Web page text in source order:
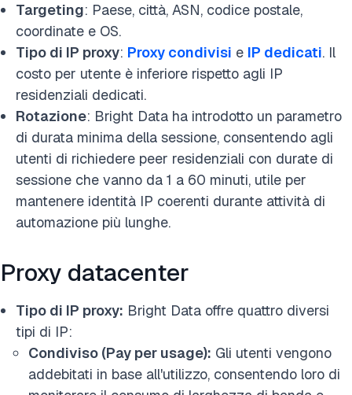
Targeting: Paese, città, ASN, codice postale,
coordinate e OS.
Tipo di IP proxy: Proxy condivisi e IP dedicati. Il
costo per utente è inferiore rispetto agli IP
residenziali dedicati.
Rotazione: Bright Data ha introdotto un parametro
di durata minima della sessione, consentendo agli
utenti di richiedere peer residenziali con durate di
sessione che vanno da 1 a 60 minuti, utile per
mantenere identità IP coerenti durante attività di
automazione più lunghe.
Proxy datacenter
Tipo di IP proxy: Bright Data offre quattro diversi
tipi di IP:
Condiviso (Pay per usage): Gli utenti vengono
addebitati in base all'utilizzo, consentendo loro di